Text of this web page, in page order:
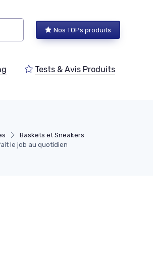
Nos TOPs produits
Tests & Avis Produits
Baskets et Sneakers
le job au quotidien